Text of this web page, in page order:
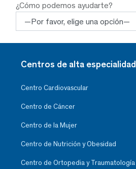
¿Cómo podemos ayudarte?
Centros de alta especialidad
Centro Cardiovascular
Centro de Cáncer
Centro de la Mujer
Centro de Nutrición y Obesidad
Centro de Ortopedia y Traumatología